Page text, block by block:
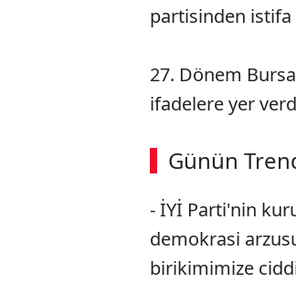
partisinden istifa
27. Dönem
ifadelere yer
Günün
- İYİ Parti'nin
demokrasi
birikimimize